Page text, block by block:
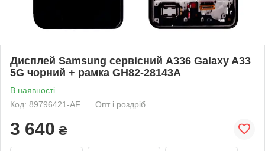
Дисплей Samsung сервісний A336 Galaxy A33
5G чорний + рамка GH82-28143A
В наявності
Код: 89796421-AF
Опт і роздріб
3 640 ₴